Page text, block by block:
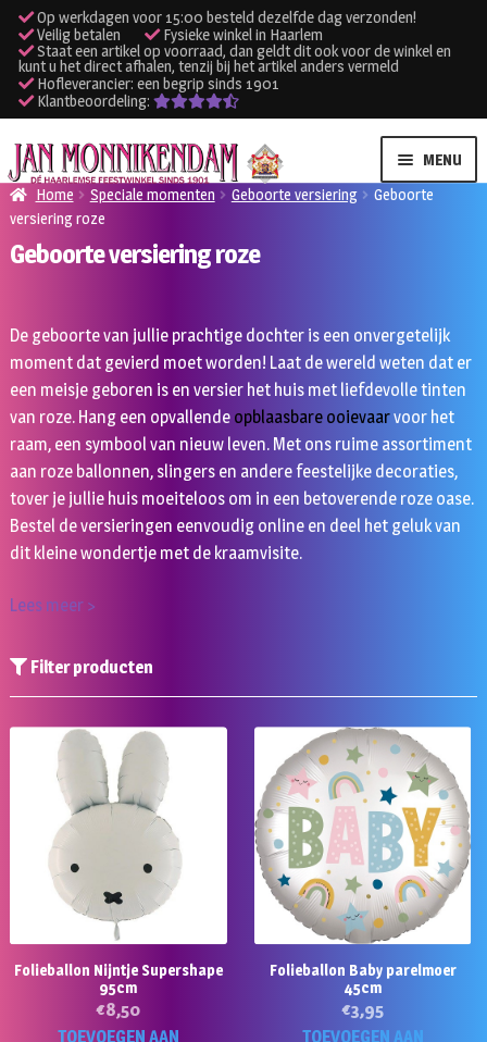
Op werkdagen voor 15:00 besteld dezelfde dag verzonden!
Veilig betalen
Fysieke winkel in Haarlem
Staat een artikel op voorraad, dan geldt dit ook voor de winkel en
kunt u het direct afhalen, tenzij bij het artikel anders vermeld
Hofleverancier: een begrip sinds 1901
Klantbeoordeling:
Ga
door
naar
navigatie
Ga
naar
de
inhoud
MENU
Verhuur kleding
Onze winkel
Klantenservice
Inloggen
Home Speciale momenten Geboorte versiering
Geboorte
versiering roze
Geboorte versiering roze
De geboorte van jullie prachtige dochter is een onvergetelijk
moment dat gevierd moet worden! Laat de wereld weten dat er
een meisje geboren is en versier het huis met liefdevolle tinten
van roze. Hang een opvallende opblaasbare ooievaarvoor het
raam, een symbool van nieuw leven. Met ons ruime assortiment
aan roze ballonnen, slingers en andere feestelijke decoraties,
tover je jullie huis moeiteloos om in een betoverende roze oase.
Bestel de versieringen eenvoudig online en deel het geluk van
dit kleine wondertje met de kraamvisite.
Lees meer >
Filter producten
Folieballon Nijntje Supershape
95cm
€8,50
TOEVOEGEN AAN
Folieballon Baby parelmoer
45cm
€3,95
TOEVOEGEN AAN